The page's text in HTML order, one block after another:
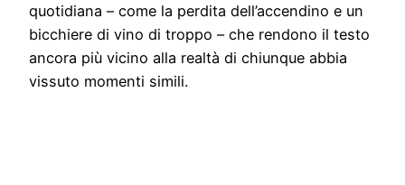
quotidiana – come la perdita dell’accendino e un
bicchiere di vino di troppo – che rendono il testo
ancora più vicino alla realtà di chiunque abbia
vissuto momenti simili.